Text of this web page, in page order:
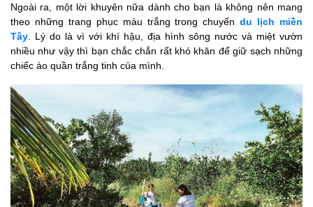
Ngoài ra, một lời khuyên nữa dành cho bạn là không nên mang
theo những trang phục màu trắng trong chuyếndu lịch miền
Tây . Lý do là vì với khí hậu, địa hình sông nước và miệt vườn
nhiều như vậy thì bạn chắc chắn rất khó khăn để giữ sạch những
chiếc áo quần trắng tinh của mình.